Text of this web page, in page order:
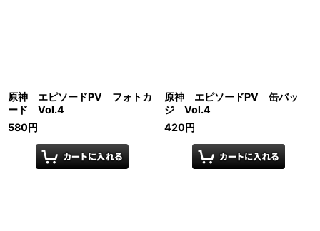
原神 エピソードPV フォトカ
ード Vol.4
580円
原神 エピソードPV 缶バッ
ジ Vol.4
420円